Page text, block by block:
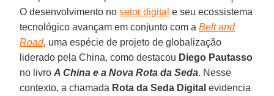
O desenvolvimento nosetor digital e seu ecossistema
tecnológico avançam em conjunto com aBelt and
Road, uma espécie de projeto de globalização
liderado pela China, como destacou Diego Pautasso
no livroA China e a Nova Rota da Seda. Nesse
contexto, a chamada Rota da Seda Digital evidencia